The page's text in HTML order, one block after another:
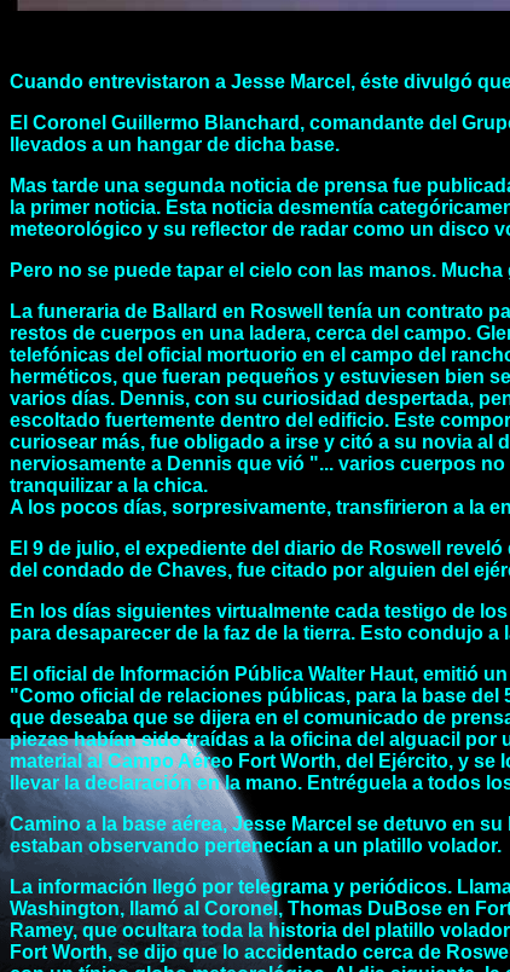
Cuando entrevistaron a Jesse Marcel, éste divulgó
El Coronel Guillermo Blanchard, comandante del
llevados a un hangar de dicha base.
Mas tarde una segunda noticia de prensa fue
la primer noticia. Esta noticia desmentía
meteorológico y su reflector de radar como un disco
Pero no se puede tapar el cielo con las manos.
La funeraria de Ballard en Roswell tenía un contrato
restos de cuerpos en una ladera, cerca del campo.
telefónicas del oficial mortuorio en el campo del
herméticos, que fueran pequeños y estuviesen bien
varios días. Dennis, con su curiosidad despertada,
escoltado fuertemente dentro del edificio. Este
curiosear más, fue obligado a irse y citó a su novia al
nerviosamente a Dennis que vió "... varios cuerpos
tranquilizar a la chica.
A los pocos días, sorpresivamente, transfirieron a la
El 9 de julio, el expediente del diario de Roswell
del condado de Chaves, fue citado por alguien del
En los días siguientes virtualmente cada testigo de
para desaparecer de la faz de la tierra. Esto condujo
El oficial de Información Pública Walter Haut, emitió
"Como oficial de relaciones públicas, para la base
que deseaba que se dijera en el comunicado de
piezas habían sido traídas a la oficina del alguacil por
material al Campo Aéreo Fort Worth, del Ejército, y
llevar la declaración en la mano. Entréguela a todos
Camino a la base aérea, Jesse Marcel se detuvo en
estaban observando pertenecían a un platillo volador.
La información llegó por telegrama y periódicos.
Washington, llamó al Coronel, Thomas DuBose en
Ramey, que ocultara toda la historia del platillo
Fort Worth, se dijo que lo accidentado cerca de